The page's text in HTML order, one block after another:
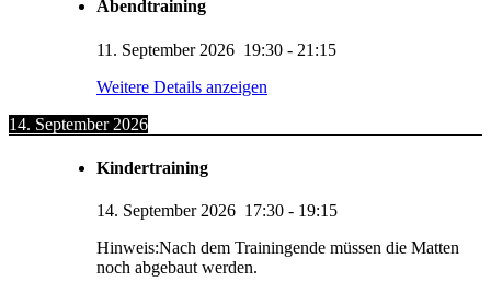
Abendtraining
11. September 2026 19:30 - 21:15
Weitere Details anzeigen
14. September 2026
Kindertraining
14. September 2026 17:30 - 19:15
Hinweis:Nach dem Trainingende müssen die Matten
noch abgebaut werden.